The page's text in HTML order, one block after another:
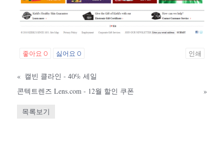
좋아요0 싫어요0 인쇄
« 캘빈 클라인 - 40% 세일
콘텍트렌즈 Lens.com - 12월 할인 쿠폰
»
목록보기